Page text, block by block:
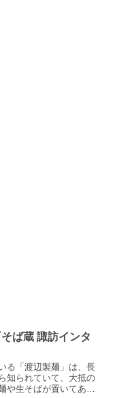
ば蔵 諏訪インタ
る「渡辺製麺」は、長
知られていて、大抵の
や生そばが置いてあ